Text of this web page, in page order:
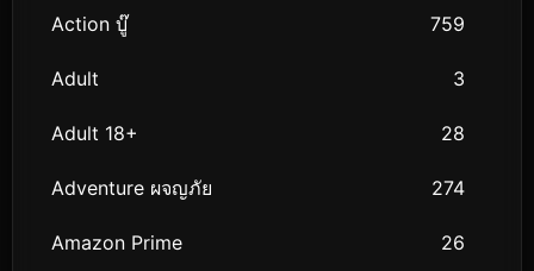
Action บู๊ 759
Adult 3
Adult 18+ 28
Adventure ผจญภัย 274
Amazon Prime 26